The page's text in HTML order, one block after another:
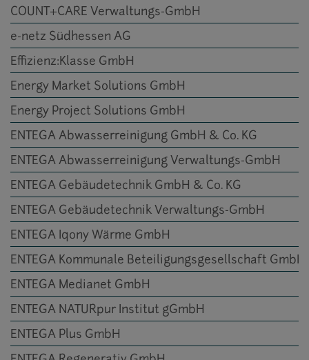
COUNT+CARE Verwaltungs-GmbH
e-netz Südhessen AG
Effizienz:Klasse GmbH
Energy Market Solutions GmbH
Energy Project Solutions GmbH
ENTEGA Abwasserreinigung GmbH & Co. KG
ENTEGA Abwasserreinigung Verwaltungs-GmbH
ENTEGA Gebäudetechnik GmbH & Co. KG
ENTEGA Gebäudetechnik Verwaltungs-GmbH
ENTEGA Iqony Wärme GmbH
ENTEGA Kommunale Beteiligungsgesellschaft GmbH
ENTEGA Medianet GmbH
ENTEGA NATURpur Institut gGmbH
ENTEGA Plus GmbH